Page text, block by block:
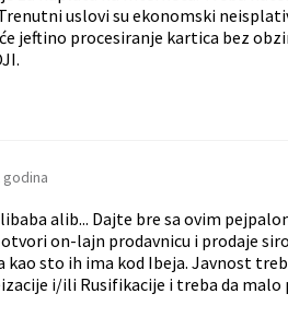
uslovi su ekonomski
jeftino procesiranje kartica bez
alib... Dajte bre sa ovim
on-lajn prodavnicu i prodaje
kao sto ih ima kod Ibeja. Javnost
i/ili Rusifikacije i treba da malo